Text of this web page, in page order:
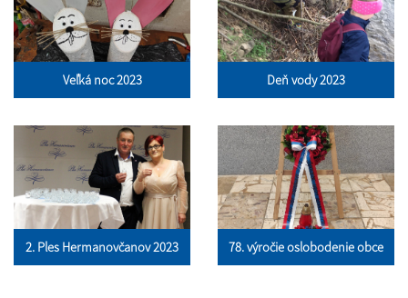
Veľká noc 2023 Deň vody 2023
2. Ples Hermanovčanov 2023 78. výročie oslobodenie obce